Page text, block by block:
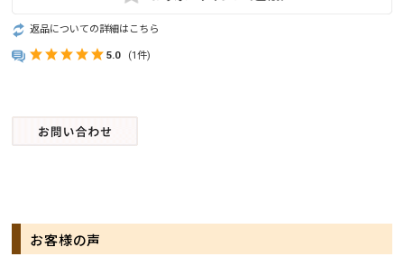
返品についての詳細はこちら
5.0 (1件)
お客様の声